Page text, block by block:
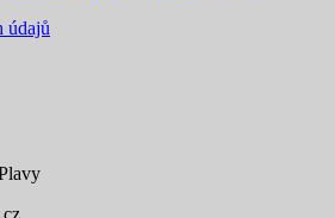
údajů